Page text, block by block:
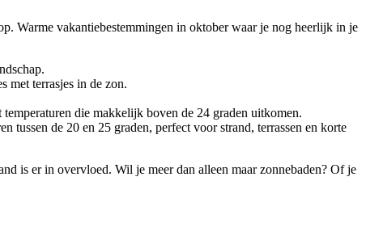
Warme vakantiebestemmingen in oktober waar je nog heerlijk in je
met terrasjes in de zon.
die makkelijk boven de 24 graden uitkomen.
tussen de 20 en 25 graden, perfect voor strand, terrassen en korte
is er in overvloed. Wil je meer dan alleen maar zonnebaden? Of je